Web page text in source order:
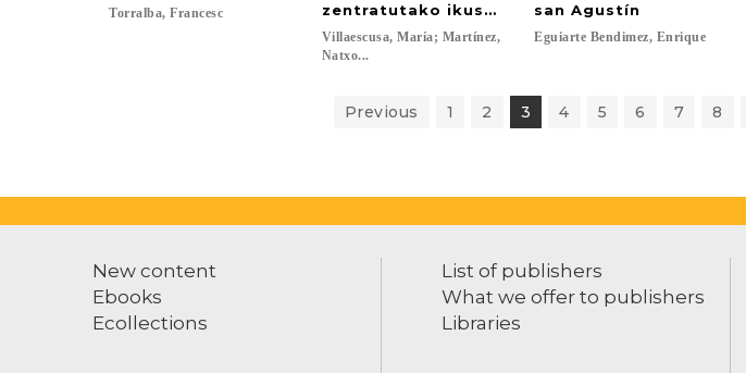
Torralba, Francesc
zentratutako ikuspegia
Villaescusa, María; Martínez,
Natxo...
san Agustín
Eguiarte Bendimez, Enrique
Previous 1 2 3 4 5 6 7 8
New content
Ebooks
Ecollections
List of publishers
What we offer to publishers
Libraries